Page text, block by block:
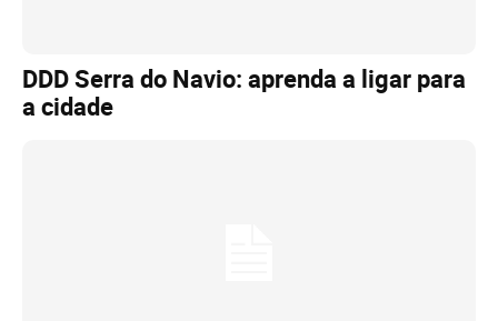
DDD Serra do Navio: aprenda a ligar para
a cidade